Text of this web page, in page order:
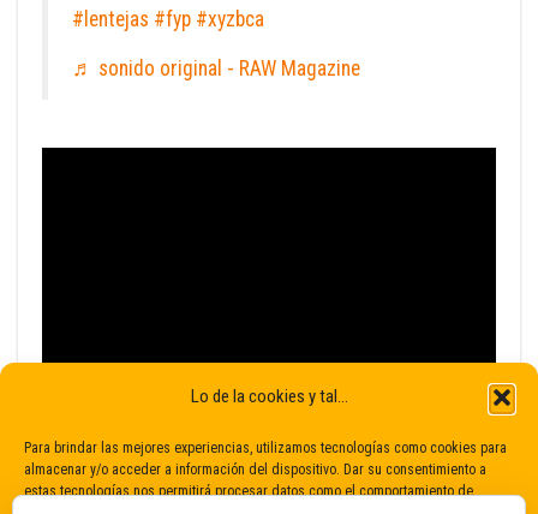
Lo de la cookies y tal...
Para brindar las mejores experiencias, utilizamos tecnologías como cookies para
almacenar y/o acceder a información del dispositivo. Dar su consentimiento a
estas tecnologías nos permitirá procesar datos como el comportamiento de
#lentejas #fyp #xyzbca
♬ sonido original - RAW Magazine